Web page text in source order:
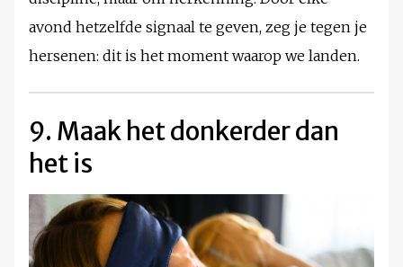
avond hetzelfde signaal te geven, zeg je tegen je
hersenen: dit is het moment waarop we landen.
9. Maak het donkerder dan
het is